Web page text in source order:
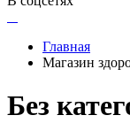
Главная
Магазин
Без